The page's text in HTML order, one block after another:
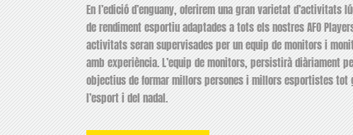
En l’edició d’enguany, oferirem una gran varietat d’activitats
de rendiment esportiu adaptades a tots els nostres AFO
activitats seran supervisades per un equip de monitors i
amb experiència. L’equip de monitors, persistirà diàriament
objectius de formar millors persones i millors esportistes tot
l’esport i del nadal.